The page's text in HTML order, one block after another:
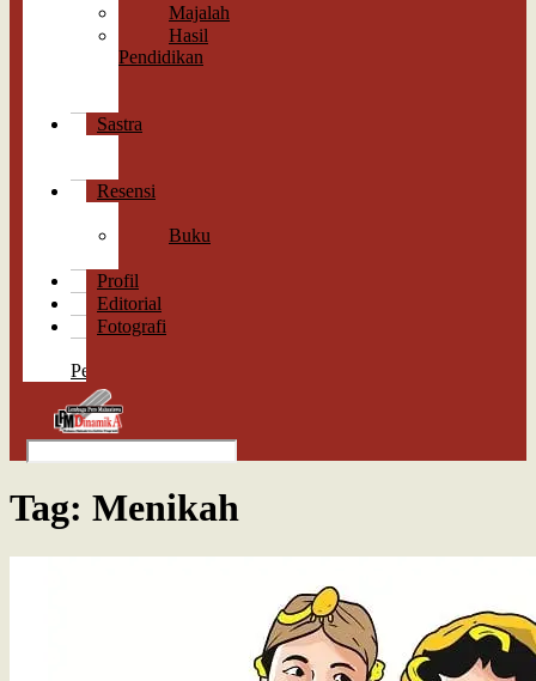
Majalah
Hasil
Pendidikan
Sastra
Resensi
Buku
Profil
Editorial
Fotografi
Pembaca
Tag: Menikah